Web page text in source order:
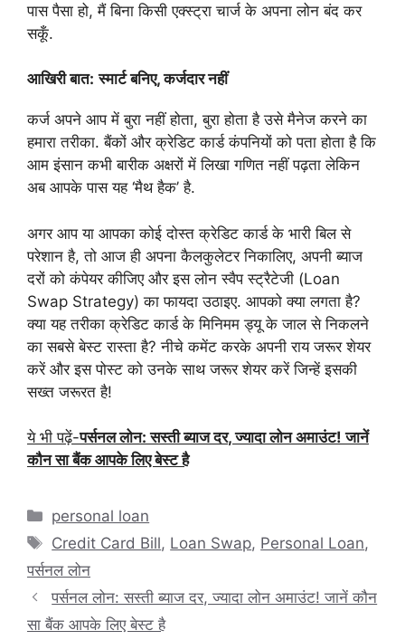
पास पैसा हो, मैं बिना किसी एक्स्ट्रा चार्ज के अपना लोन बंद कर
सकूँ.
आखिरी बात: स्मार्ट बनिए, कर्जदार नहीं
कर्ज अपने आप में बुरा नहीं होता, बुरा होता है उसे मैनेज करने का
हमारा तरीका. बैंकों और क्रेडिट कार्ड कंपनियों को पता होता है कि
आम इंसान कभी बारीक अक्षरों में लिखा गणित नहीं पढ़ता लेकिन
अब आपके पास यह ‘मैथ हैक’ है.
अगर आप या आपका कोई दोस्त क्रेडिट कार्ड के भारी बिल से
परेशान है, तो आज ही अपना कैलकुलेटर निकालिए, अपनी ब्याज
दरों को कंपेयर कीजिए और इस लोन स्वैप स्ट्रैटेजी (Loan
Swap Strategy) का फायदा उठाइए. आपको क्या लगता है?
क्या यह तरीका क्रेडिट कार्ड के मिनिमम ड्यू के जाल से निकलने
का सबसे बेस्ट रास्ता है? नीचे कमेंट करके अपनी राय जरूर शेयर
करें और इस पोस्ट को उनके साथ जरूर शेयर करें जिन्हें इसकी
सख्त जरूरत है!
ये भी पढ़ें-पर्सनल लोन: सस्ती ब्याज दर,ज्यादा लोन अमाउंट! जानें
कौन सा बैंक आपके लिए बेस्ट है
Categories
personal loan
Tags
Credit Card Bill, Loan Swap, Personal Loan,
पर्सनल लोन
पर्सनल लोन: सस्ती ब्याज दर, ज्यादा लोन अमाउंट! जानें कौन
सा बैंक आपके लिए बेस्ट है